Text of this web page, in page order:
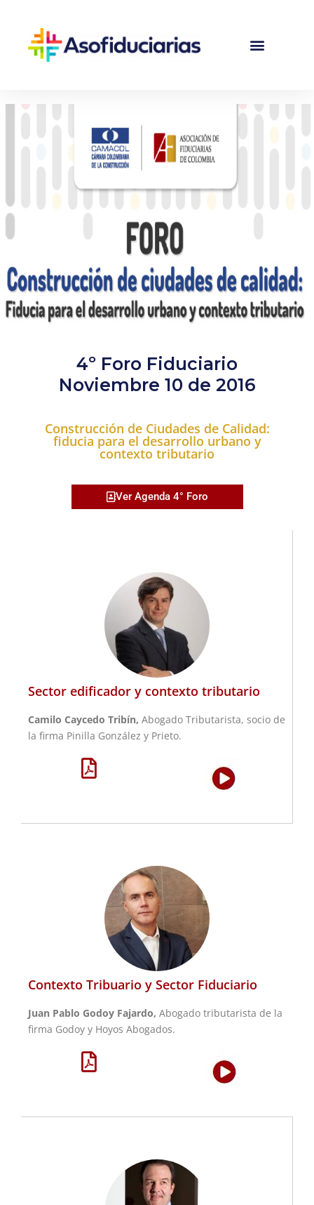
4º Foro Fiduciario
Noviembre 10 de 2016
Construcción de Ciudades de Calidad:
fiducia para el desarrollo urbano y
contexto tributario
Ver Agenda 4° Foro
Sector edificador y contexto tributario
Camilo Caycedo Tribín, Abogado Tributarista, socio de
la firma Pinilla González y Prieto.
Contexto Tribuario y Sector Fiduciario
Juan Pablo Godoy Fajardo, Abogado tributarista de la
firma Godoy y Hoyos Abogados.